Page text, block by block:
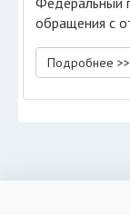
обращения с
Подробнее >>